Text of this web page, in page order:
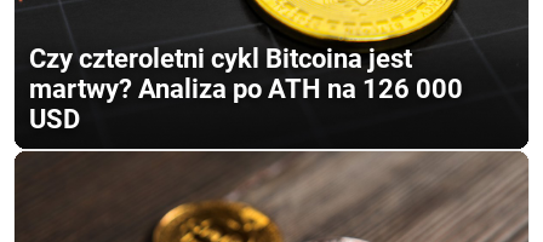
Czy czteroletni cykl Bitcoina jest
martwy? Analiza po ATH na 126 000
USD